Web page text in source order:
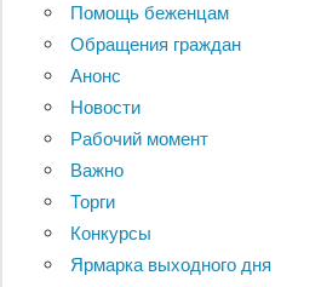
Помощь беженцам
Обращения граждан
Анонс
Новости
Рабочий момент
Важно
Торги
Конкурсы
Ярмарка выходного дня